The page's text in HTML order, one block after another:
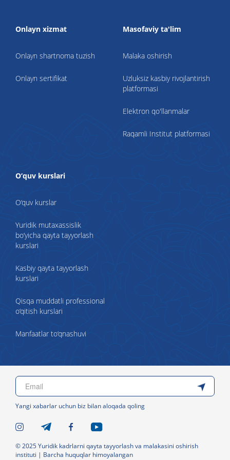
Onlayn xizmat
Onlayn shartnoma tuzish
Onlayn sertifikat
Masofaviy ta'lim
Malaka oshirish
Uzluksiz kasbiy rivojlantirish
platformasi
Elektron qo'llanmalar
Raqamli Institut platformasi
O‘quv kurslari
O‘quv kurslar
Yuridik mutaxassislik
bo‘yicha qayta tayyorlash
kurslari
Kasbiy qayta tayyorlash
kurslari
Qisqa muddatli professional
o‘qitish kurslari
Manfaatlar to‘qnashuvi
Yangi xabarlar uchun biz bilan aloqada qoling
© 2025 Yuridik kadrlarni qayta tayyorlash va malakasini oshirish
instituti | Barcha huquqlar himoyalangan